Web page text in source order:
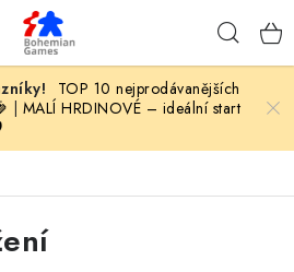
TOP 10 nejprodávanějších
MALÍ HRDINOVÉ – ideální start